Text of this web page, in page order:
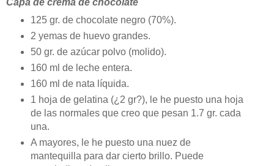
Capa de crema de chocolate
125 gr. de chocolate negro (70%).
2 yemas de huevo grandes.
50 gr. de azúcar polvo (molido).
160 ml de leche entera.
160 ml de nata líquida.
1 hoja de gelatina (¿2 gr?), le he puesto una hoja
de las normales que creo que pesan 1.7 gr. cada
una.
A mayores, le he puesto una nuez de
mantequilla para dar cierto brillo. Puede